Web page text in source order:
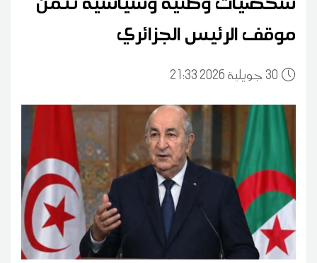
موقف الرئيس الجزائري
3021:33 2026 جويلية